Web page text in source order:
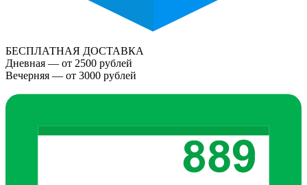
БЕСПЛАТНАЯ ДОСТАВКА
Дневная — от 2500 рублей
Вечерняя — от 3000 рублей